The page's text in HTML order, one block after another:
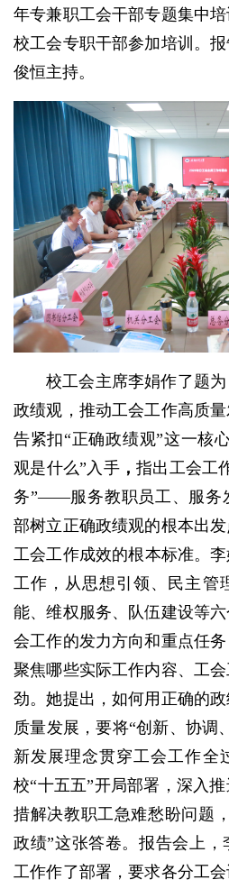
年专兼职工会干部专题集中培
校工会专职干部参加培训。
俊恒主持。
校工会主席李娟作了题
政绩观，推动工会工作高质
告紧扣“正确政绩观”这一核
观是什么”入手，指出工会工
务”——服务教职员工、服务
部树立正确政绩观的根本出
工会工作成效的根本标准。
工作，从思想引领、民主管
能、维权服务、队伍建设等
会工作的发力方向和重点任
聚焦哪些实际工作内容、工
劲。她提出，如何用正确的
质量发展，要将“创新、协调
新发展理念贯穿工会工作全
校“十五五”开局部署，深入
措解决教职工急难愁盼问题
政绩”这张答卷。报告会上
工作作了部署，要求各分工